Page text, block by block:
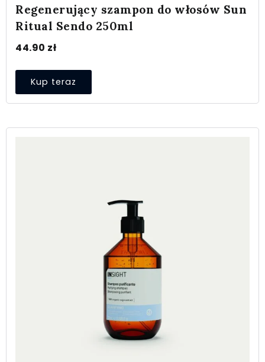
Regenerujący szampon do włosów Sun
Ritual Sendo 250ml
44.90 zł
Kup teraz